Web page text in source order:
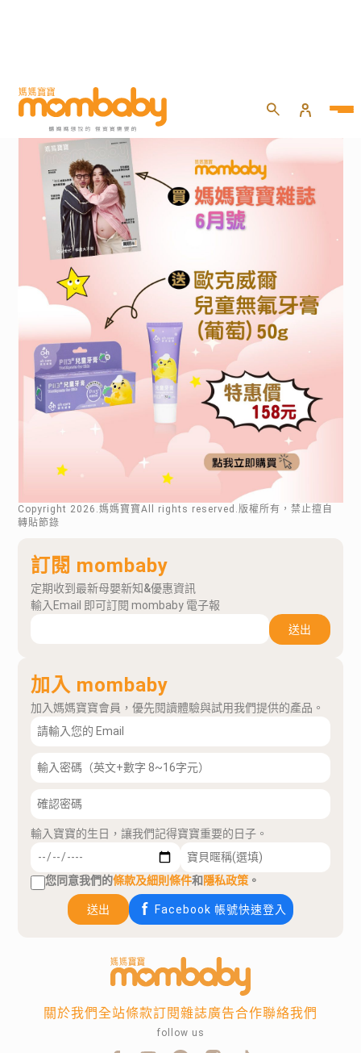
Copyright 2026 .媽媽寶寶All rights reserved.版權所有，禁止擅自
轉貼節錄
訂閱 mombaby
定期收到最新母嬰新知&優惠資訊
輸入Email 即可訂閱 mombaby 電子報
送出
加入 mombaby
加入媽媽寶寶會員，優先閱讀體驗與試用我們提供的產品。
輸入寶寶的生日，讓我們記得寶寶重要的日子。
您同意我們的條款及細則條件和隱私政策 。
送出 Facebook 帳號快速登入
關於我們全站條款訂閱雜誌廣告合作聯絡我們
follow us